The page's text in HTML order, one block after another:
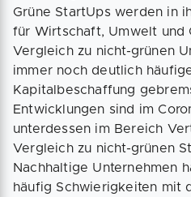
Grüne StartUps werden in
für Wirtschaft, Umwelt und
Vergleich zu nicht-grünen
immer noch deutlich
Kapitalbeschaffung
Entwicklungen sind im
unterdessen im Bereich
Vergleich zu nicht-grünen
Nachhaltige Unternehmen
häufig Schwierigkeiten mit